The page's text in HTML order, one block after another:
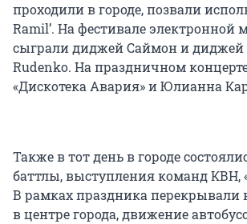
проходили в городе, позвали
Ramil’. На фестивале электронной
сыграли диджей Саймон и диджей
Rudenko. На праздничном
«Дискотека Авария» и Юлианна
Также в тот день в городе
баттлы, выступления команд КВН,
В рамках праздника перекрывали
в центре города, движение